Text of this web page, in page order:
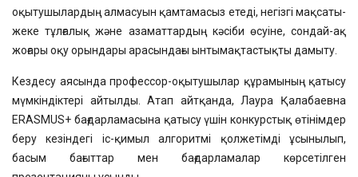
оқытушылардың алмасуын қамтамасыз етеді, негізгі мақсаты-
жеке тұлғалық және азаматтардың кәсіби өсуіне, сондай-ақ
жоғары оқу орындары арасындағы ынтымақтастықты дамыту.
Кездесу аясында профессор-оқытушылар құрамының қатысу
мүмкіндіктері айтылды. Атап айтқанда, Лаура Қалабаевна
ERASMUS+ бағдарламасына қатысу үшін конкурстық өтінімдер
беру кезіндегі іс-қимыл алгоритмі қолжетімді ұсынылып,
басым бағыттар мен бағдарламалар көрсетілген